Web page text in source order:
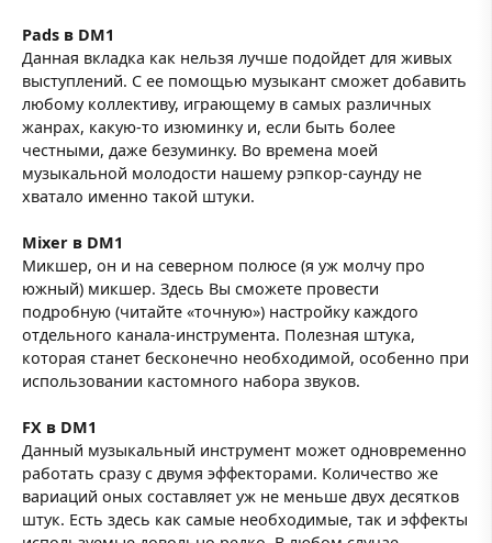
Pads в DM1
Данная вкладка как нельзя лучше подойдет для живых
выступлений. С ее помощью музыкант сможет добавить
любому коллективу, играющему в самых различных
жанрах, какую-то изюминку и, если быть более
честными, даже безуминку. Во времена моей
музыкальной молодости нашему рэпкор-саунду не
хватало именно такой штуки.
Mixer в DM1
Микшер, он и на северном полюсе (я уж молчу про
южный) микшер. Здесь Вы сможете провести
подробную (читайте «точную») настройку каждого
отдельного канала-инструмента. Полезная штука,
которая станет бесконечно необходимой, особенно при
использовании кастомного набора звуков.
FX в DM1
Данный музыкальный инструмент может одновременно
работать сразу с двумя эффекторами. Количество же
вариаций оных составляет уж не меньше двух десятков
штук. Есть здесь как самые необходимые, так и эффекты